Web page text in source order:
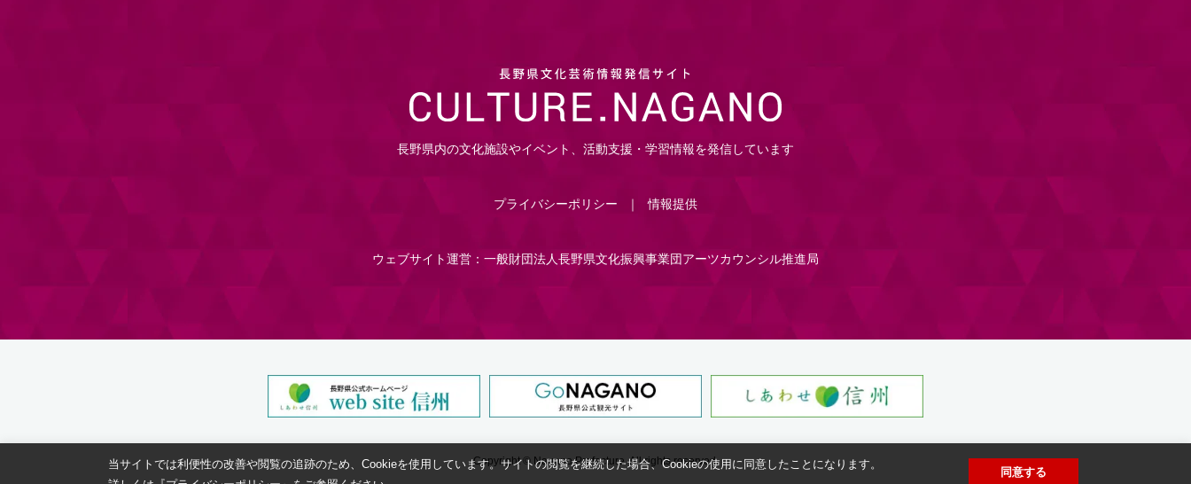
長野県内の文化施設やイベント、活動支援・学習情報を発信しています
プライバシーポリシー 情報提供
ウェブサイト運営：一般財団法人長野県文化振興事業団アーツカウンシル推進局
Copyright © Nagano Prefecture.All rights reserved.
当サイトでは利便性の改善や閲覧の追跡のため、Cookieを使用しています。サイトの閲覧を継続した場合、Cookieの使用に同意したことになります。
同意する